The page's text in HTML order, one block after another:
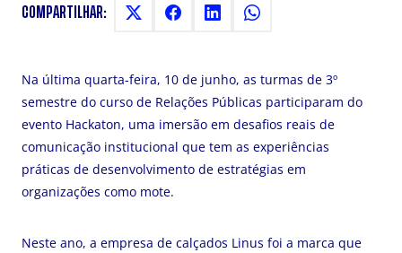
COMPARTILHAR:
Na última quarta-feira, 10 de junho, as turmas de 3º
semestre do curso de Relações Públicas participaram do
evento Hackaton, uma imersão em desafios reais de
comunicação institucional que tem as experiências
práticas de desenvolvimento de estratégias em
organizações como mote.
Neste ano, a empresa de calçados Linus foi a marca que